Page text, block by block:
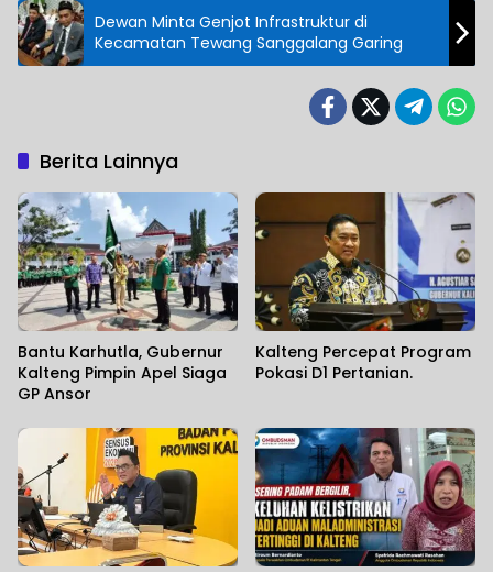
Dewan Minta Genjot Infrastruktur di
Kecamatan Tewang Sanggalang Garing
Berita Lainnya
Bantu Karhutla, Gubernur
Kalteng Pimpin Apel Siaga
GP Ansor
Kalteng Percepat Program
Pokasi D1 Pertanian.